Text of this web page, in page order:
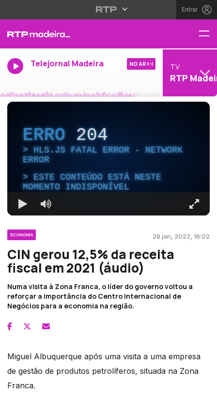
Entrar
Telejornal Madeira NO AR TV
RTP
ERRO204
HLS.JS FATAL ERROR - NETWORK
ERROR
ESTE CONTEÚDO ESTÁ NESTE
MOMENTO INDISPONÍVEL
ECONOMIA 28 jan, 2022, 16:02
CIN gerou 12,5% da receita
fiscal em 2021 (áudio)
Numa visita à Zona Franca, o líder do governo voltou a
reforçar a importância do Centro Internacional de
Negócios para a economia na região.
Miguel Albuquerque após uma visita a uma empresa
de gestão de produtos petrolíferos, situada na Zona
Franca.